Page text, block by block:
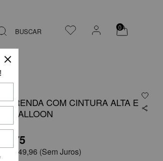
BUSCAR 0
RENDA COM CINTURA ALTA E
BALLOON
R$ 249,96 (Sem Juros)